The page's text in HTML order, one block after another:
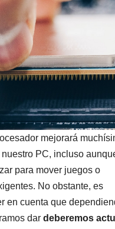
mejorará
PC, incluso
para mover juegos o
No obstante, es
en cuenta que
dar deberemos